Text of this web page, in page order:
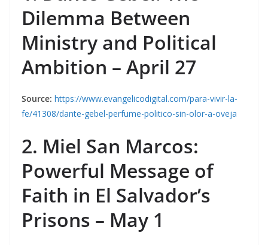
Dilemma Between
Ministry and Political
Ambition – April 27
Source: https://www.evangelicodigital.com/para-vivir-la-
fe/41308/dante-gebel-perfume-politico-sin-olor-a-oveja
2. Miel San Marcos:
Powerful Message of
Faith in El Salvador’s
Prisons – May 1